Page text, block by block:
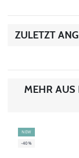
ZULETZT
MEHR AUS
NEW
-40%